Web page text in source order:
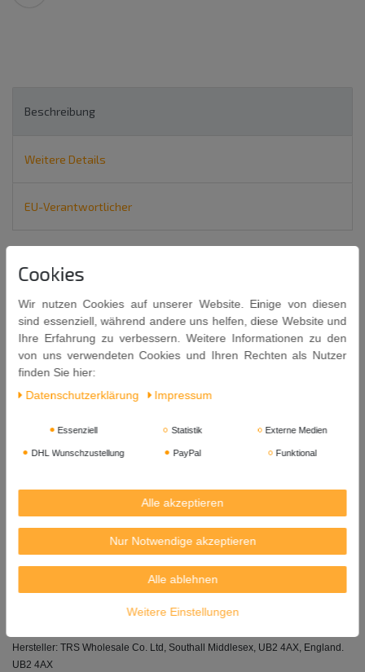
Beschreibung
Weitere Details
EU-Verantwortlicher
CLOVES
Inhalt: 50g
Mindestens Haltbar bis: 30. 04. 2027
USAGE / VERWENDUNG:
Nicht ungekocht konsumieren.
To retain freshness and flavour store in an airtight container, in a cool dry
place.
Zum Erhalt von Frische und Geschmack in einem luftdichten Behälter kühl
und trocken lagern.
Sansibar (engl. Zanzibar)
Hersteller: TRS Wholesale Co. Ltd, Southall Middlesex, UB2 4AX, England.
UB2 4AX
Cookies
Wir nutzen Cookies auf unserer Website. Einige von diesen
sind essenziell, während andere uns helfen, diese Website und
Ihre Erfahrung zu verbessern. Weitere Informationen zu den
von uns verwendeten Cookies und Ihren Rechten als Nutzer
finden Sie hier:
Daten­schutz­erklärung
Impressum
Essenziell Statistik Externe Medien
DHL Wunschzustellung PayPal Funktional
Alle akzeptieren
Nur Notwendige akzeptieren
Alle ablehnen
Weitere Einstellungen